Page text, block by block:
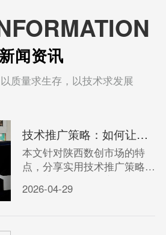
新闻资讯
质量求生存，以技术求发展
技术推广策略：如何让你的产品在陕西数创市场脱颖而出？
本文针对陕西数创市场的特
点，分享实用技术推广策略，
竞争力。
2026-04-29